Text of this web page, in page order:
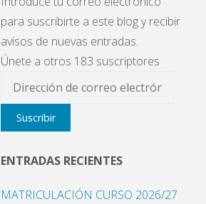
para suscribirte a este blog y recibir
avisos de nuevas entradas.
Únete a otros 183 suscriptores
Dirección
de
correo
Suscribir
ENTRADAS RECIENTES
MATRICULACIÓN CURSO 2026/27